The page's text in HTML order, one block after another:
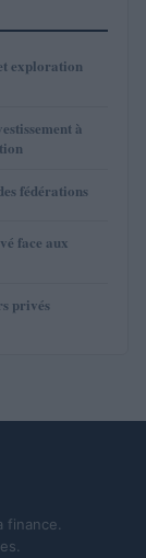
exploration
à
fédérations
face aux
privés